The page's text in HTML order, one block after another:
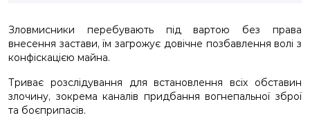
Зловмисники перебувають під вартою без права
внесення застави, їм загрожує довічне позбавлення волі з
конфіскацією майна.
Триває розслідування для встановлення всіх обставин
злочину, зокрема каналів придбання вогнепальної зброї
та боєприпасів.